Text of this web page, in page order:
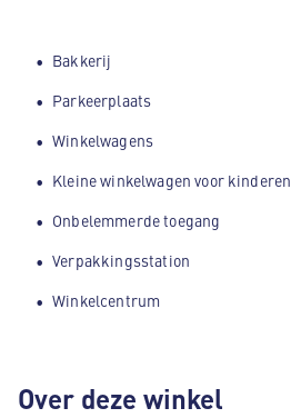
Bakkerij
Parkeerplaats
Winkelwagens
Kleine winkelwagen voor kinderen
Onbelemmerde toegang
Verpakkingsstation
Winkelcentrum
Over deze winkel